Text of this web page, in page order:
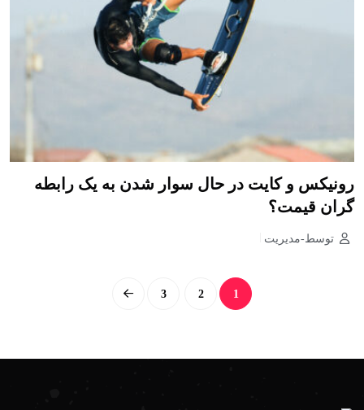
رونیکس و کایت در حال سوار شدن به یک رابطه
گران قیمت؟
توسط-مدیریت
1
2
3